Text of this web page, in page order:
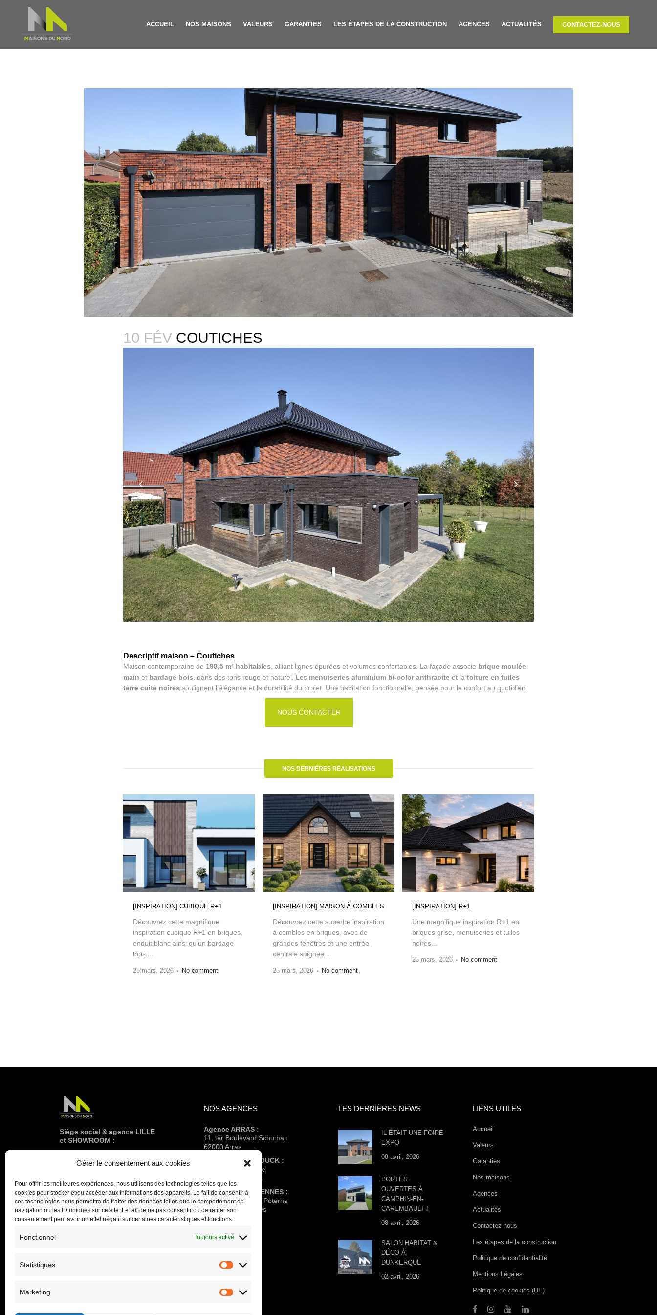
Gérer le consentement aux cookies
Pour offrir les meilleures expériences, nous utilisons des technologies telles que les
cookies pour stocker et/ou accéder aux informations des appareils. Le fait de consentir à
ces technologies nous permettra de traiter des données telles que le comportement de
navigation ou les ID uniques sur ce site. Le fait de ne pas consentir ou de retirer son
consentement peut avoir un effet négatif sur certaines caractéristiques et fonctions.
Fonctionnel Toujours activé
Statistiques
Marketing
ACCUEIL NOS MAISONS VALEURS GARANTIES LES ÉTAPES DE LA CONSTRUCTION AGENCES ACTUALITÉS CONTACTEZ-NOUS
10 FÉV COUTICHES
Descriptif maison – Coutiches
Maison contemporaine de 198,5 m² habitables , alliant lignes épurées et volumes confortables. La façade associe brique moulée
main et bardage bois , dans des tons rouge et naturel. Les menuiseries aluminium bi-color anthracite et la toiture en tuiles
terre cuite noires soulignent l’élégance et la durabilité du projet. Une habitation fonctionnelle, pensée pour le confort au quotidien.
NOUS CONTACTER
NOS DERNIÈRES RÉALISATIONS
[INSPIRATION] CUBIQUE R+1
Découvrez cette magnifique
inspiration cubique R+1 en briques,
enduit blanc ainsi qu'un bardage
bois....
25 mars, 2026 No comment
[INSPIRATION] MAISON À COMBLES
Découvrez cette superbe inspiration
à combles en briques, avec de
grandes fenêtres et une entrée
centrale soignée....
25 mars, 2026 No comment
[INSPIRATION] R+1
Une magnifique inspiration R+1 en
briques grise, menuiseries et tuiles
noires...
25 mars, 2026 No comment
Siège social & agence LILLE
et SHOWROOM :
59113 SECLIN
NOS AGENCES
Agence ARRAS :
11, ter Boulevard Schuman
62000 Arras
Agence HAZEBROUCK :
bd de l’abbé Lemire
59190 Hazebrouck
Agence VALENCIENNES :
3 bd Eisen – Place Poterne
59300 Valenciennes
LES DERNIÈRES NEWS
IL ÉTAIT UNE FOIRE
EXPO
08 avril, 2026
PORTES
OUVERTES À
CAMPHIN-EN-
CAREMBAULT !
08 avril, 2026
SALON HABITAT &
DÉCO À
DUNKERQUE
02 avril, 2026
LIENS UTILES
Accueil
Valeurs
Garanties
Nos maisons
Agences
Actualités
Contactez-nous
Les étapes de la construction
Politique de confidentialité
Mentions Légales
Politique de cookies (UE)